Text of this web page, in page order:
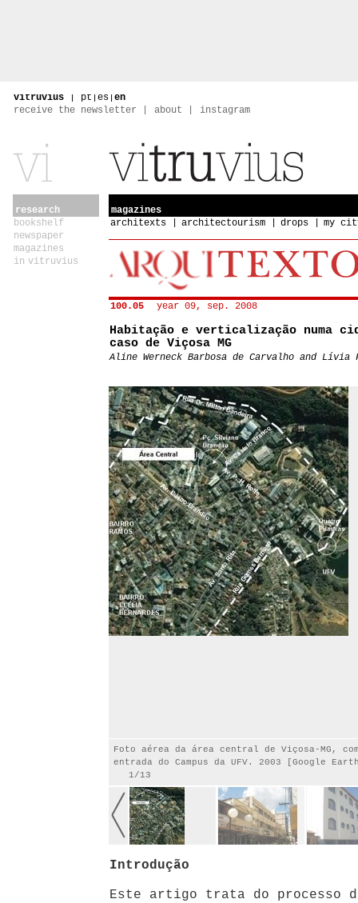
vitruvius | pt | es | en
receive the newsletter
about instagram
research
bookshelf
newspaper
magazines
in vitruvius
magazines
architexts
architectourism drops my
100.05 year 09, sep. 2008
Habitação e verticalização numa
caso de Viçosa MG
Aline Werneck Barbosa de Carvalho and
Foto aérea da área central de Viçosa-MG,
entrada do Campus da UFV. 2003 [Google
1/13
Introdução
Este artigo trata do processo